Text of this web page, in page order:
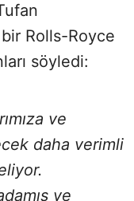
Rolls-Royce
söyledi:
ve
daha verimli
ve